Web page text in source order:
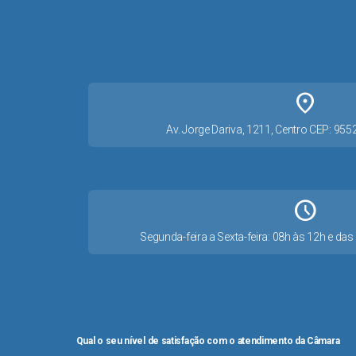
place
Av. Jorge Dariva, 1211, Centro CEP:
Schedule
Segunda-feira a Sexta-feira: 08h às 12h e
Qual o seu nível de satisfação com o atendimento da Câmara